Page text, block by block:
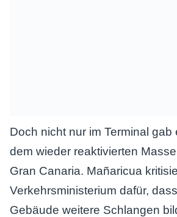
Doch nicht nur im Terminal gab
dem wieder reaktivierten
Gran Canaria. Mañaricua
Verkehrsministerium dafür,
Gebäude weitere Schlangen